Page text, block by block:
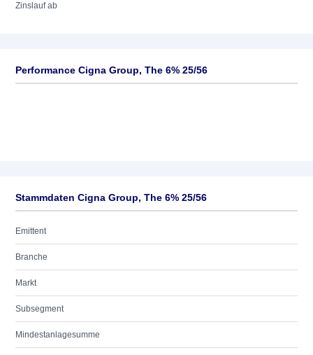
Zinslauf ab
Performance Cigna Group, The 6% 25/56
Stammdaten Cigna Group, The 6% 25/56
Emittent
Branche
Markt
Subsegment
Mindestanlagesumme